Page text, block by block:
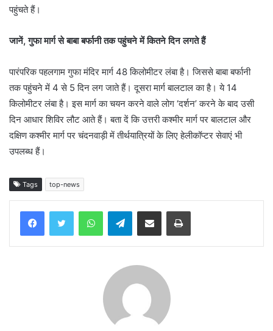
पहुंचते हैं।
जानें, गुफा मार्ग से बाबा बर्फानी तक पहुंचने में कितने दिन लगते हैं
पारंपरिक पहलगाम गुफा मंदिर मार्ग 48 किलोमीटर लंबा है। जिससे बाबा बर्फानी
तक पहुंचने में 4 से 5 दिन लग जाते हैं। दूसरा मार्ग बालटाल का है। ये 14
किलोमीटर लंबा है। इस मार्ग का चयन करने वाले लोग ‘दर्शन’ करने के बाद उसी
दिन आधार शिविर लौट आते हैं। बता दें कि उत्तरी कश्मीर मार्ग पर बालटाल और
दक्षिण कश्मीर मार्ग पर चंदनवाड़ी में तीर्थयात्रियों के लिए हेलीकॉप्टर सेवाएं भी
उपलब्ध हैं।
Tags top-news
WhatsAppTelegramShare via Email Print